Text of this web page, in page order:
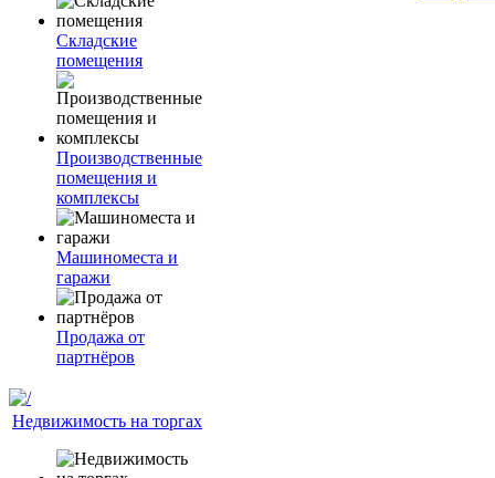
Складские
помещения
Производственные
помещения и
комплексы
Машиноместа и
гаражи
Продажа от
партнёров
Недвижимость на торгах